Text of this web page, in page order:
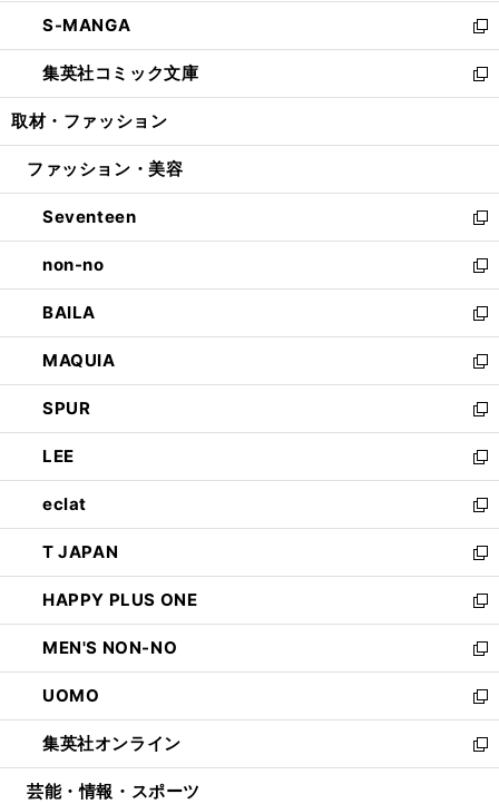
く
で
開
く
ド
ウ
で
開
ウ
ィ
ン
ド
ウ
開
し
い
ウ
ィ
ン
ウ
開
く
S-MANGA
新
し
い
ウ
ン
ウ
で
開
く
集英社コミック文庫
新
し
ウ
ン
ド
ウ
で
開
く
取材・ファッション
ファッション・美容
Seventeen
新
し
い
ウ
ィ
ン
ド
ウ
で
開
く
non-no
新
し
い
ウ
ィ
ン
ド
ウ
で
開
く
BAILA
新
し
い
ウ
ィ
ン
ド
ウ
で
開
く
MAQUIA
新
し
い
ウ
ィ
ン
ド
ウ
で
開
く
SPUR
新
し
い
ウ
ィ
ン
ド
ウ
で
開
く
LEE
新
し
い
ウ
ィ
ン
ド
ウ
で
開
く
eclat
新
し
い
ウ
ィ
ン
ド
ウ
で
開
く
T JAPAN
新
し
い
ウ
ィ
ン
ド
ウ
で
開
HAPPY PLUS ONE
新
し
い
ウ
ィ
ン
ド
ウ
MEN'S NON-NO
新
し
い
ウ
ィ
ン
UOMO
新
し
い
ウ
集英社オンライン
新
し
芸能・情報・スポーツ